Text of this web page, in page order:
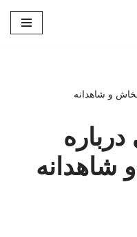
و شاهدانه